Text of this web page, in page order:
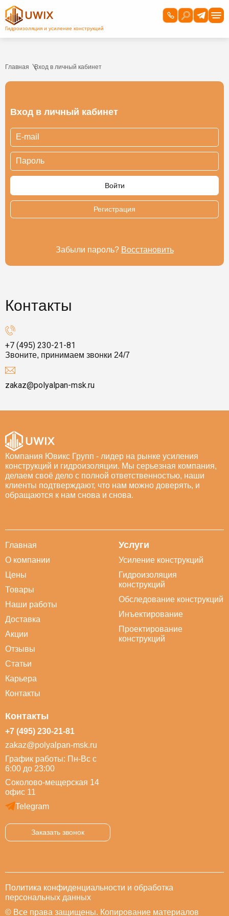
Главная Вход в личный кабинет
Вход в личный кабинет
Регистрация
Забыли пароль? Восстановить
Контакты
+7 (495) 230-21-81
Звоните, принимаем звонки 24/7
zakaz@polyalpan-msk.ru
Компания Ювикс Групп - лидер на рынке усиления
конструкций и гидроизоляции. Мы серьезная компания,
делаем своё дело с полной ответственностью, наши
клиенты подтверждают, что нам можно доверять, и
обращаются к нам снова и снова.
Главная
О компании
Цены
Товары
Наши работы
Доставка
Акции
Отзывы
Статьи
Карьера
Контакты
Услуги
Усиление конструкций
Гидроизоляция
конструкций
Обследование конструкций
Инъектирование
Проектирование
конструкций
Контакты
+7 (495) 230-21-81
zakaz@polyalpan-msk.ru
График работы: Пн-Вс с
6:00 до 23:00
Соколово-мещерская 14
офис 11
Telegram
Заказать звонок
Политика конфиденциальности и обработка
персональных данных
© Все права защищены. Копирование материалов